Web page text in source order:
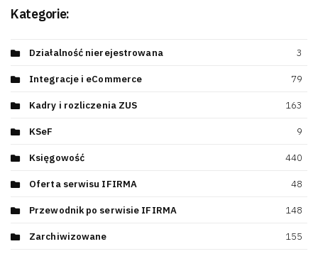
Kategorie:
Działalność nierejestrowana 3
Integracje i eCommerce 79
Kadry i rozliczenia ZUS 163
KSeF 9
Księgowość 440
Oferta serwisu IFIRMA 48
Przewodnik po serwisie IFIRMA 148
Zarchiwizowane 155